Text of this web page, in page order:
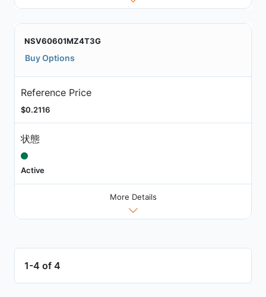
NSV60601MZ4T3G
Buy Options
Reference Price
$0.2116
状態
Active
More Details
1-4 of 4